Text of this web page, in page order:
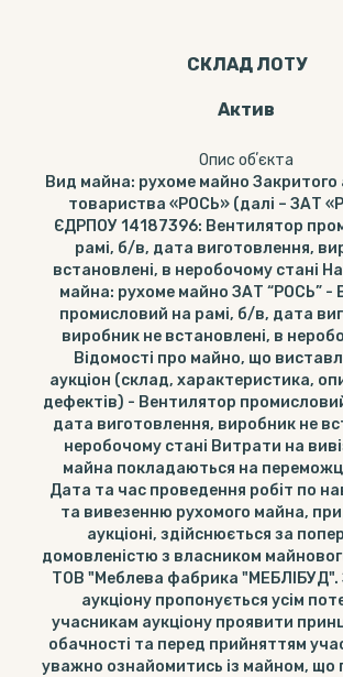
СКЛАД ЛОТУ
Актив
Опис обʼєкта
Вид майна: рухоме майно Закритого
товариства «РОСЬ» (далі – ЗАТ
ЄДРПОУ 14187396: Вентилятор
рамі, б/в, дата виготовлення,
встановлені, в неробочому стані
майна: рухоме майно ЗАТ “РОСЬ” -
промисловий на рамі, б/в, дата
виробник не встановлені, в
Відомості про майно, що
аукціон (склад, характеристика,
дефектів) - Вентилятор
дата виготовлення, виробник не
неробочому стані Витрати на
майна покладаються на
Дата та час проведення робіт по
та вивезенню рухомого майна,
аукціоні, здійснюється за
домовленістю з власником
ТОВ "Меблева фабрика "МЕБЛІБУД".
аукціону пропонується усім
учасникам аукціону проявити
обачності та перед прийняттям
уважно ознайомитись із майном, що